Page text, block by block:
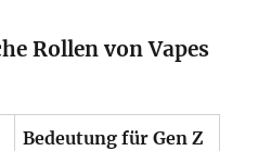
Rollen von Vapes
Bedeutung für Gen Z